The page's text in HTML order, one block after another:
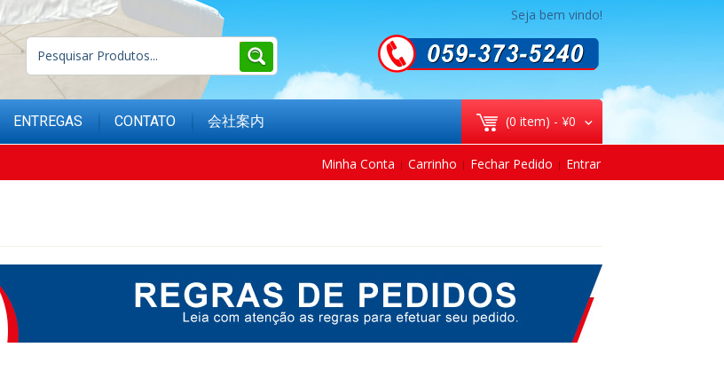
Seja bem vindo!
(0 item) - ¥0
ENTREGAS CONTATO 会社案内
Minha Conta Carrinho Fechar Pedido Entrar